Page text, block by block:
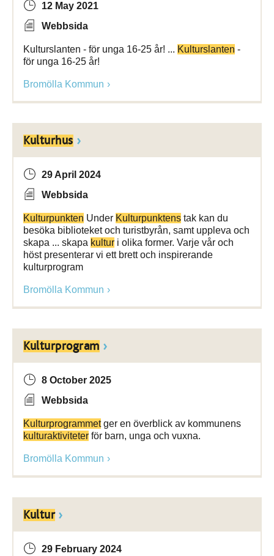
12 May 2021
Webbsida
Kulturslanten - för unga 16-25 år! ... Kulturslanten -
för unga 16-25 år!
Bromölla Kommun
Kulturhus
29 April 2024
Webbsida
Kulturpunkten Under Kulturpunktens tak kan du
besöka biblioteket och turistbyrån, samt uppleva och
skapa ... skapa kultur i olika former. Varje vår och
höst presenterar vi ett brett och inspirerande
kulturprogram
Bromölla Kommun
Kulturprogram
8 October 2025
Webbsida
Kulturprogrammetger en överblick av kommunens
kulturaktiviteter för barn, unga och vuxna.
Bromölla Kommun
Kultur
29 February 2024